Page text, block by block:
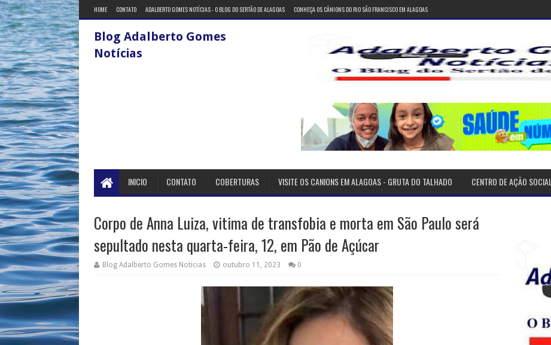
HOME CONTATO ADALBERTO GOMES NOTÍCIAS - O BLOG DO SERTÃO DE ALAGOAS CONHEÇA OS CÂNIONS DO RIO SÃO FRANCISCO EM ALAGOAS
Blog Adalberto Gomes
Notícias
INICIO CONTATO COBERTURAS VISITE OS CANIONS EM ALAGOAS - GRUTA DO TALHADO CENTRO DE AÇÃO SOCIAL
Corpo de Anna Luiza, vitima de transfobia e morta em São Paulo será
sepultado nesta quarta-feira, 12, em Pão de Açúcar
Blog Adalberto Gomes Noticias outubro 11, 2023 0